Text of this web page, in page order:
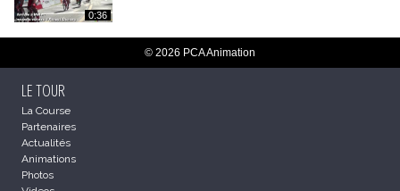
0:36
© 2026 PCA Animation
LE TOUR
La Course
Partenaires
Actualités
Animations
Photos